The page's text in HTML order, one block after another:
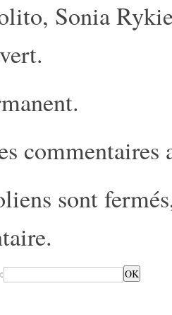
, Sonia
.
.
commentaires
sont
.